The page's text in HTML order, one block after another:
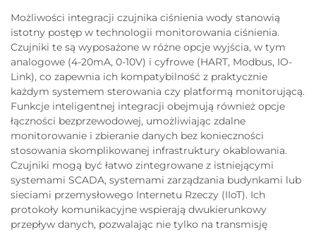
Możliwości integracji czujnika ciśnienia wody stanowią
istotny postęp w technologii monitorowania ciśnienia.
Czujniki te są wyposażone w różne opcje wyjścia, w tym
analogowe (4-20mA, 0-10V) i cyfrowe (HART, Modbus, IO-
Link), co zapewnia ich kompatybilność z praktycznie
każdym systemem sterowania czy platformą monitorującą.
Funkcje inteligentnej integracji obejmują również opcje
łączności bezprzewodowej, umożliwiając zdalne
monitorowanie i zbieranie danych bez konieczności
stosowania skomplikowanej infrastruktury okablowania.
Czujniki mogą być łatwo zintegrowane z istniejącymi
systemami SCADA, systemami zarządzania budynkami lub
sieciami przemysłowego Internetu Rzeczy (IIoT). Ich
protokoły komunikacyjne wspierają dwukierunkowy
przepływ danych, pozwalając nie tylko na transmisję